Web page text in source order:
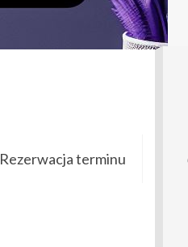
Rezerwacja terminu